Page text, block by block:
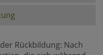
Rückbildung: Nach